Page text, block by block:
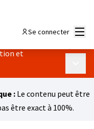
languageElegir el idioma
Se connecter
et
: Le contenu peut être
être exact à 100%.